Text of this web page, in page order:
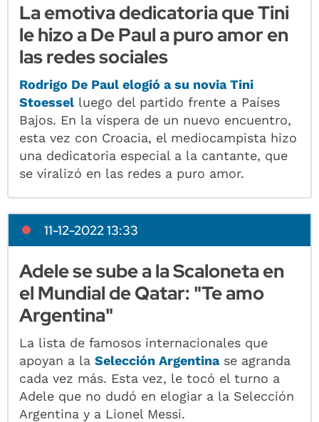
La emotiva dedicatoria que Tini
le hizo a De Paul a puro amor en
las redes sociales
Rodrigo De Paul elogió a su novia Tini
Stoessel luego del partido frente a Países
Bajos. En la víspera de un nuevo encuentro,
esta vez con Croacia, el mediocampista hizo
una dedicatoria especial a la cantante, que
se viralizó en las redes a puro amor.
11-12-2022 13:33
Adele se sube a la Scaloneta en
el Mundial de Qatar: "Te amo
Argentina"
La lista de famosos internacionales que
apoyan a laSelección Argentinase agranda
cada vez más. Esta vez, le tocó el turno a
Adele que no dudó en elogiar a la Selección
Argentina y a Lionel Messi.